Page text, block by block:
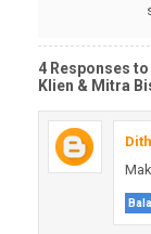
4 Responses
Klien & Mitra